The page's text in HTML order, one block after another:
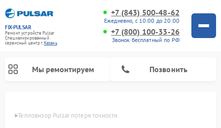
FIX-PULSAR
Ремонт устройств Pulsar
Специализированный
cервисный центр г.Казань
+7 (843) 500-48-62
Ежедневно, с 10:00 до 20:00
+7 (800) 100-33-26
Звонок бесплатный по РФ
Мы ремонтируем Позвонить
Тепловизор Pulsar потеря точности